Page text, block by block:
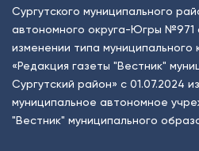
Сургутского муниципального
автономного округа-Югры №971
изменении типа муниципального
«Редакция газеты "Вестник"
Сургутский район» с 01.07.2024
муниципальное автономное
"Вестник" муниципального